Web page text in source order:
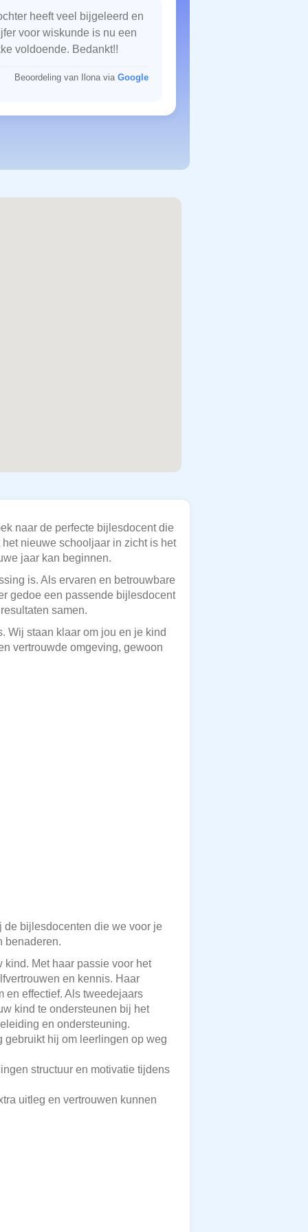
heeft veel bijgeleerd en
voor wiskunde is nu een
voldoende. Bedankt!!
Beoordeling van Ilona via Google
naar de perfecte bijlesdocent die
nieuwe schooljaar in zicht is het
jaar kan beginnen.
is. Als ervaren en betrouwbare
gedoe een passende bijlesdocent
samen.
Wij staan klaar om jou en je kind
vertrouwde omgeving, gewoon
bijlesdocenten die we voor je
benaderen.
Met haar passie voor het
en kennis. Haar
en effectief. Als tweedejaars
kind te ondersteunen bij het
en ondersteuning.
gebruikt hij om leerlingen op weg
structuur en motivatie tijdens
uitleg en vertrouwen kunnen